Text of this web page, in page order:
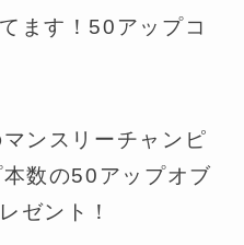
ます！50アップコ
ンスリーチャンピ
数の50アップオブ
ゼント！